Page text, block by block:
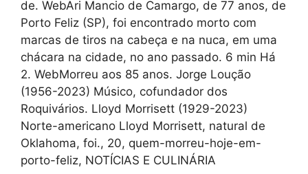
de. WebAri Mancio de Camargo, de 77 anos, de
Porto Feliz (SP), foi encontrado morto com
marcas de tiros na cabeça e na nuca, em uma
chácara na cidade, no ano passado. 6 min Há
2. WebMorreu aos 85 anos. Jorge Loução
(1956-2023) Músico, cofundador dos
Roquivários. Lloyd Morrisett (1929-2023)
Norte-americano Lloyd Morrisett, natural de
Oklahoma, foi., 20, quem-morreu-hoje-em-
porto-feliz, NOTÍCIAS E CULINÁRIA